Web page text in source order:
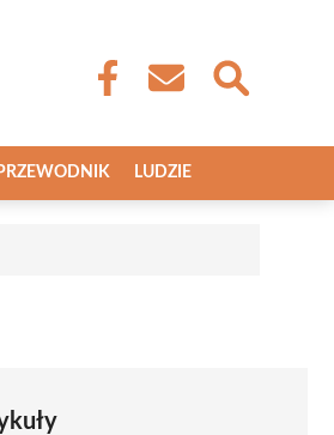
PRZEWODNIK LUDZIE